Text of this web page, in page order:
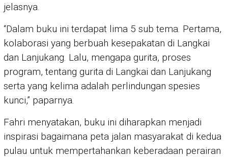
jelasnya.
“Dalam buku ini terdapat lima 5 sub tema. Pertama,
kolaborasi yang berbuah kesepakatan di Langkai
dan Lanjukang. Lalu, mengapa gurita, proses
program, tentang gurita di Langkai dan Lanjukang
serta yang kelima adalah perlindungan spesies
kunci,” paparnya.
Fahri menyatakan, buku ini diharapkan menjadi
inspirasi bagaimana peta jalan masyarakat di kedua
pulau untuk mempertahankan keberadaan perairan